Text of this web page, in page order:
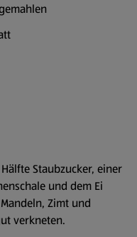
Staubzucker, einer
und dem Ei
Zimt und
verkneten.